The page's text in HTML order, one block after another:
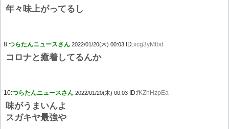
年々味上がってるし
8:つらたんニュースさん 2022/01/20(木) 00:03 ID:xcg3yMtbd
コロナと癒着してるんか
10:つらたんニュースさん 2022/01/20(木) 00:03 ID:fKZhHzpEa
味がうまいんよ
スガキヤ最強や